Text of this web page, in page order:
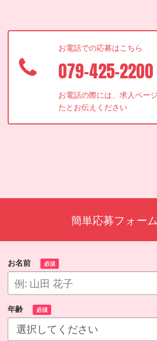
お電話での応募はこちら
079-425-2200
お電話の際には、求人ペー
たとお伝えください
簡単応募フォーム
お名前 必須
年齢 必須